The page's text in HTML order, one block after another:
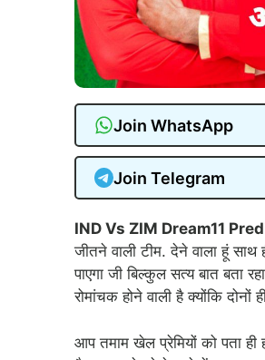
Join WhatsApp
Join Telegram
IND Vs ZIM Dream11
जीतने वाली टीम. देने वाला हूं
पाएगा जी बिल्कुल सत्य बात बता
रोमांचक होने वाली है क्योंकि
आप तमाम खेल प्रेमियों को पता ही